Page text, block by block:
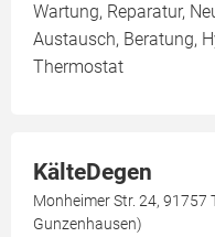
Wartung, Reparatur,
Austausch, Beratung,
Thermostat
KälteDegen
Monheimer Str. 24,
Gunzenhausen)